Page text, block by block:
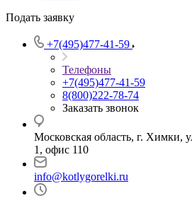
Подать заявку
+7(495)477-41-59
Телефоны
+7(495)477-41-59
8(800)222-78-74
Заказать звонок
Московская область, г. Химки,
1, офис 110
info@kotlygorelki.ru